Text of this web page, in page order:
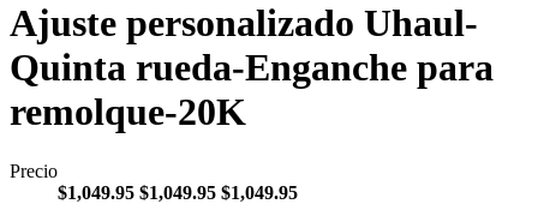
Ajuste personalizado Uhaul-
Quinta rueda-Enganche para
remolque-20K
Precio
$1,049.95 $1,049.95 $1,049.95